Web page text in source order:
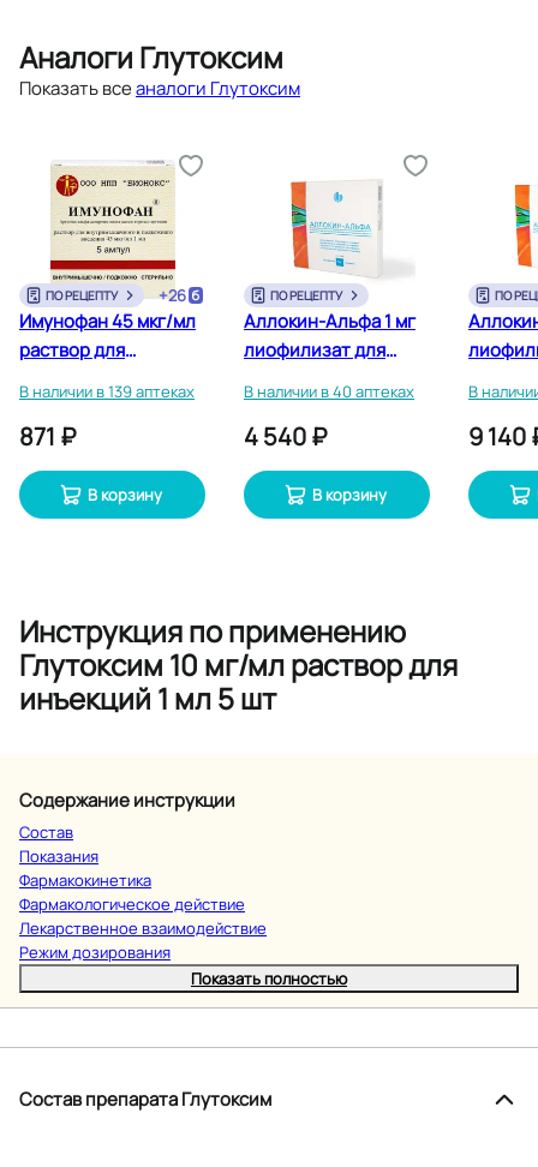
Аналоги Глутоксим
Показать всеаналоги Глутоксим
ПО РЕЦЕПТУ +26
Имунофан 45 мкг/мл
раствор для
мл 5 шт
В наличии в 139 аптеках
871 ₽
В корзину
ПО РЕЦЕПТУ
Аллокин-Альфа 1 мг
лиофилизат для
В наличии в 40 аптеках
4 540 ₽
В корзину
ПО
В
9 140
Инструкция по применению
Глутоксим 10 мг/мл раствор для
инъекций 1 мл 5 шт
Содержание инструкции
Состав
Показания
Фармакокинетика
Фармакологическое действие
Лекарственное взаимодействие
Режим дозирования
Показать полностью
Состав препарата Глутоксим